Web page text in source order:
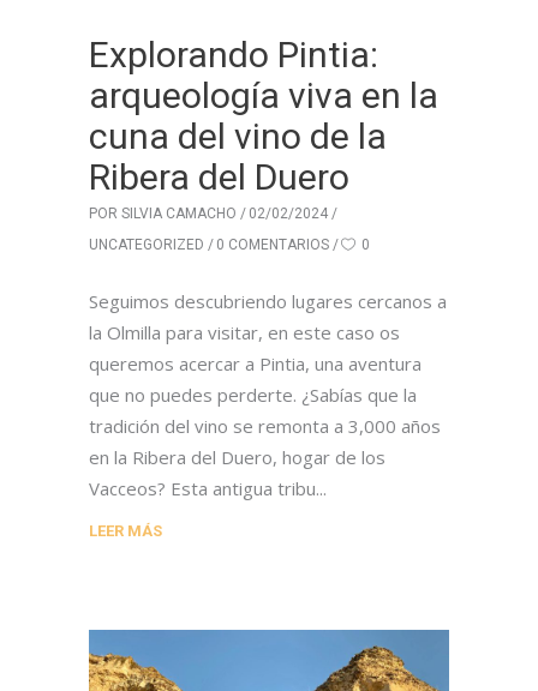
Explorando Pintia:
arqueología viva en la
cuna del vino de la
Ribera del Duero
POR SILVIA CAMACHO
02/02/2024
UNCATEGORIZED
0 COMENTARIOS 0
Seguimos descubriendo lugares cercanos a
la Olmilla para visitar, en este caso os
queremos acercar a Pintia, una aventura
que no puedes perderte. ¿Sabías que la
tradición del vino se remonta a 3,000 años
en la Ribera del Duero, hogar de los
Vacceos? Esta antigua tribu
LEER MÁS